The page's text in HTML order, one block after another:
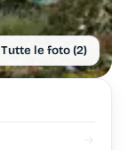
Tutte le foto (2)